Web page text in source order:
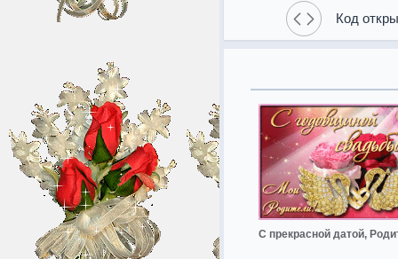
Код
С прекрасной датой,